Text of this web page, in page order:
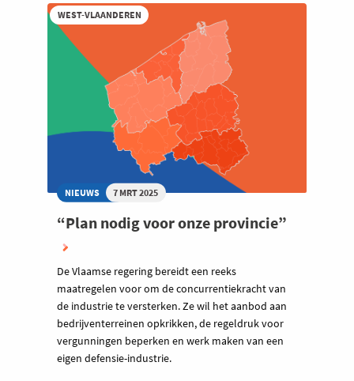
WEST-VLAANDEREN
NIEUWS 7 MRT 2025
“Plan nodig voor onze provincie”
De Vlaamse regering bereidt een reeks
maatregelen voor om de concurrentiekracht van
de industrie te versterken. Ze wil het aanbod aan
bedrijventerreinen opkrikken, de regeldruk voor
vergunningen beperken en werk maken van een
eigen defensie-industrie.